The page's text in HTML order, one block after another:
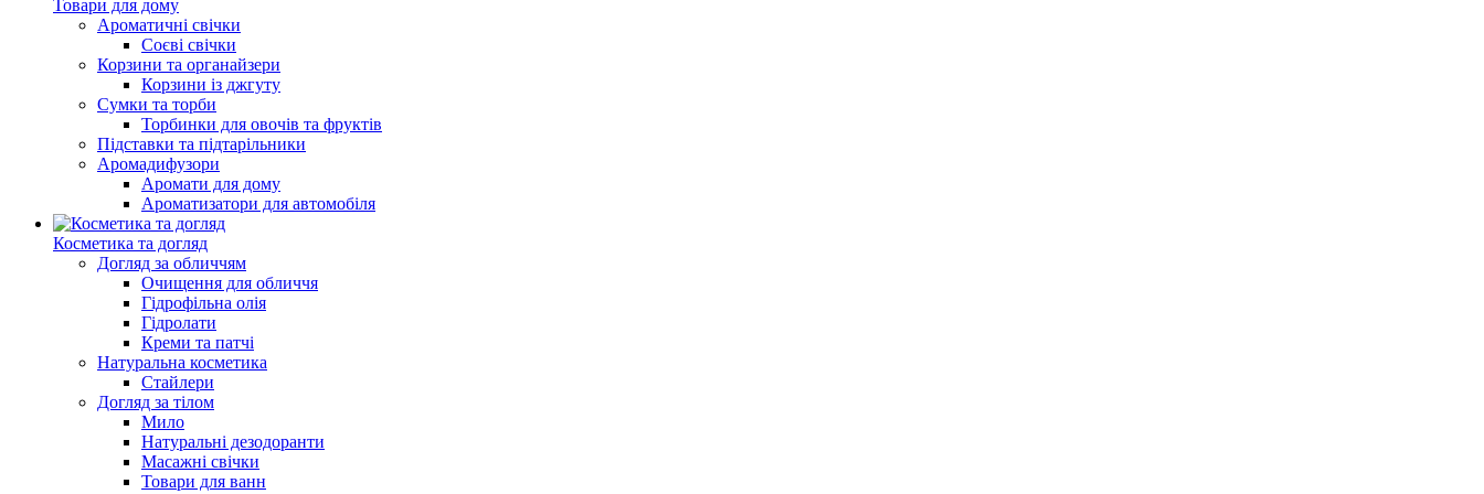
Товари для дому
Ароматичні свічки
Соєві свічки
Корзини та органайзери
Корзини із джгуту
Сумки та торби
Торбинки для овочів та фруктів
Підставки та підтарільники
Аромадифузори
Аромати для дому
Ароматизатори для автомобіля
Косметика та догляд
Догляд за обличчям
Очищення для обличчя
Гідрофільна олія
Гідролати
Креми та патчі
Натуральна косметика
Стайлери
Догляд за тілом
Мило
Натуральні дезодоранти
Масажні свічки
Товари для ванн